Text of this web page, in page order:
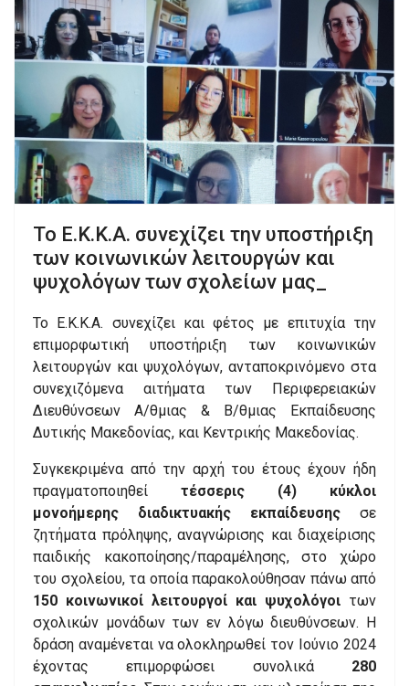
Το Ε.Κ.Κ.Α. συνεχίζει την υποστήριξη
των κοινωνικών λειτουργών και
ψυχολόγων των σχολείων μας_
Το Ε.Κ.Κ.Α. συνεχίζει και φέτος με επιτυχία την
επιμορφωτική υποστήριξη των κοινωνικών
λειτουργών και ψυχολόγων, ανταποκρινόμενο στα
συνεχιζόμενα αιτήματα των Περιφερειακών
Διευθύνσεων Α/θμιας & Β/θμιας Εκπαίδευσης
Δυτικής Μακεδονίας, και Κεντρικής Μακεδονίας.
Συγκεκριμένα από την αρχή του έτους έχουν ήδη
πραγματοποιηθεί τέσσερις (4) κύκλοι
μονοήμερης διαδικτυακής εκπαίδευσης σε
ζητήματα πρόληψης, αναγνώρισης και διαχείρισης
παιδικής κακοποίησης/παραμέλησης, στο χώρο
του σχολείου, τα οποία παρακολούθησαν πάνω από
150 κοινωνικοί λειτουργοί και ψυχολόγοι των
σχολικών μονάδων των εν λόγω διευθύνσεων. Η
δράση αναμένεται να ολοκληρωθεί τον Ιούνιο 2024
έχοντας επιμορφώσει συνολικά 280